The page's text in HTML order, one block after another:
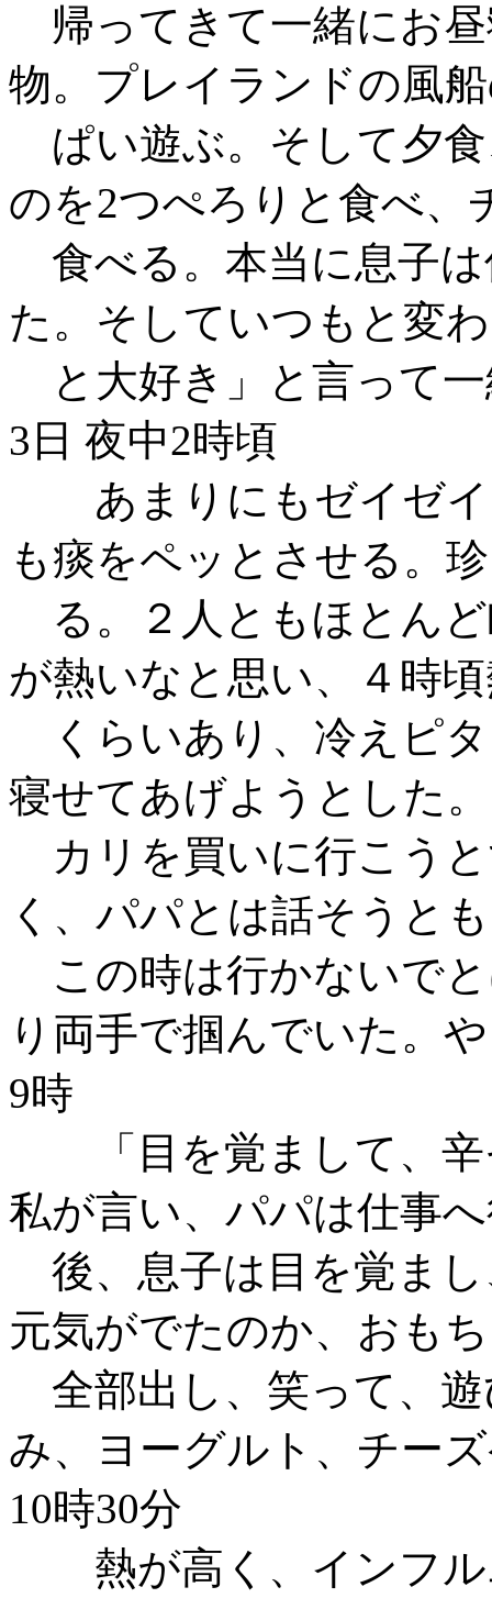
帰ってきて一緒にお
物。プレイランドの風
ぱい遊ぶ。そして夕
のを2つぺろりと食べ、
食べる。本当に息子
た。そしていつもと変
と大好き」と言って
3日 夜中2時頃
あまりにもゼイゼイ
も痰をペッとさせる。
る。２人ともほとん
が熱いなと思い、４時
くらいあり、冷えピ
寝せてあげようとした
カリを買いに行こう
く、パパとは話そうと
この時は行かないで
り両手で掴んでいた。
9時
「目を覚まして、辛
私が言い、パパは仕事
後、息子は目を覚ま
元気がでたのか、おも
全部出し、笑って、
み、ヨーグルト、チー
10時30分
熱が高く、インフル